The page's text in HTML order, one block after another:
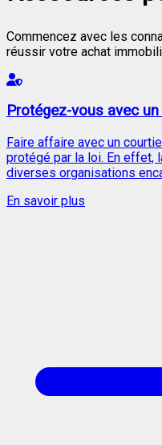
Commencez avec les
réussir votre achat
Protégez-vous avec
Faire affaire avec un
protégé par la loi. En effet,
diverses organisations
En savoir plus